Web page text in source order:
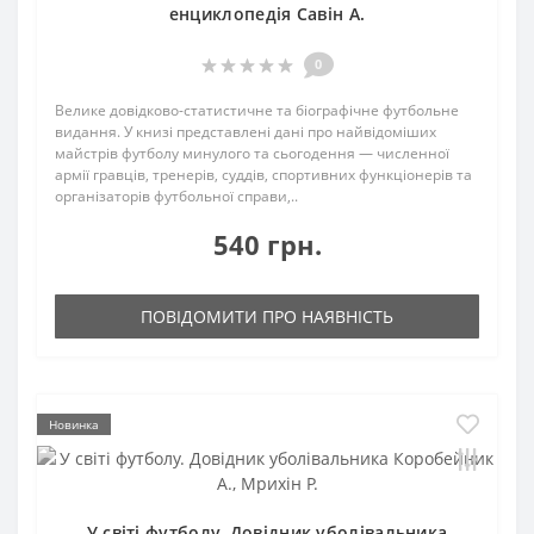
енциклопедія Савін А.
0
Велике довідково-статистичне та біографічне футбольне
видання. У книзі представлені дані про найвідоміших
майстрів футболу минулого та сьогодення — численної
армії гравців, тренерів, суддів, спортивних функціонерів та
організаторів футбольної справи,..
540 грн.
ПОВІДОМИТИ ПРО НАЯВНІСТЬ
Новинка